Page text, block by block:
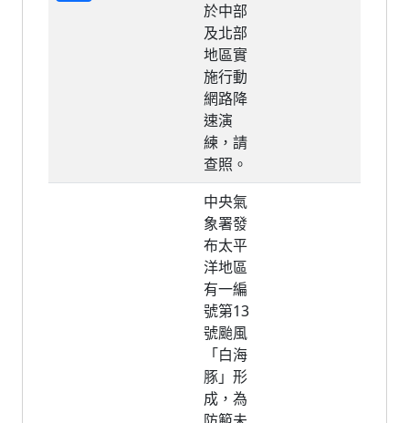
於中部
及北部
地區實
施行動
網路降
速演
練，請
查照。
中央氣
象署發
布太平
洋地區
有一編
號第13
號颱風
「白海
豚」形
成，為